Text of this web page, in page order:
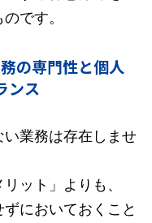
です。
の専門性と個人
ンス
業務は存在しませ
ット」よりも、
ずにおいておくこと